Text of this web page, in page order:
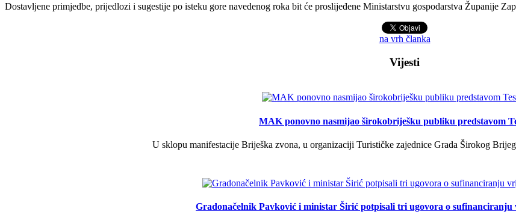
Dostavljene primjedbe, prijedlozi i sugestije po isteku gore navedenog roka bit će proslijeđene Ministarstvu gospodarstva Županije
na vrh članka
Vijesti
MAK ponovno nasmijao širokobriješku publiku predstavom
U sklopu manifestacije Briješka zvona, u organizaciji Turističke zajednice Grada Širokog
Gradonačelnik Pavković i ministar Širić potpisali tri ugovora o sufinanciranju